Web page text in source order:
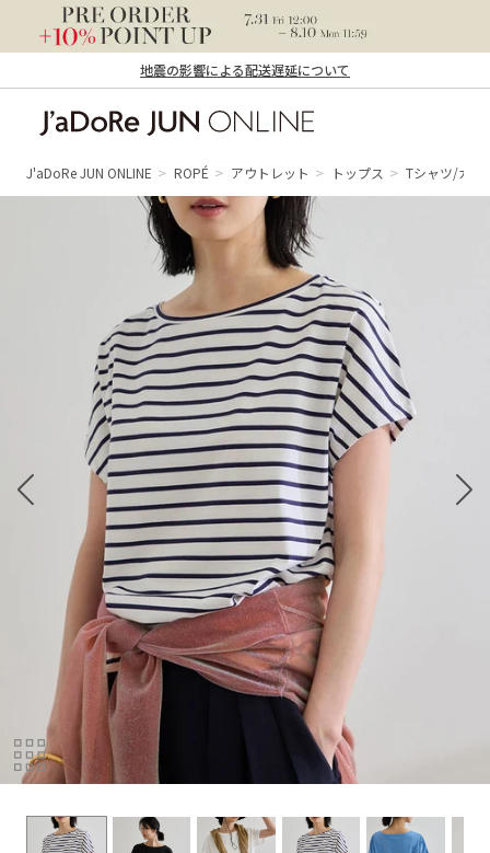
地震の影響による配送遅延について
ン オンライン）
J'aDoRe JUN ONLINE ROPÉ アウトレット トップス Tシャツ/カッ